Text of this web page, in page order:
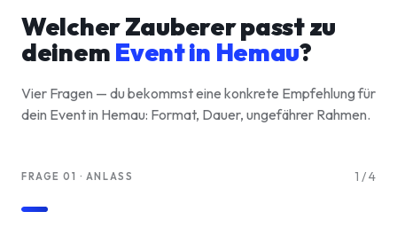
Welcher Zauberer passt zu
deinem Event in Hemau?
Vier Fragen — du bekommst eine konkrete Empfehlung für
dein Event in Hemau: Format, Dauer, ungefährer Rahmen.
FRAGE 01 · ANLASS 1 /4